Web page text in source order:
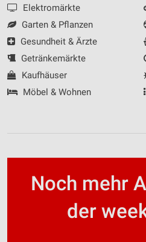
Elektromärkte
Garten & Pflanzen
Gesundheit & Ärzte
Getränkemärkte
Kaufhäuser
Möbel & Wohnen
Noch mehr
der